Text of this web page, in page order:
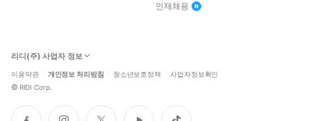
인재채용
리디(주) 사업자 정보
이용약관 개인정보 처리방침 청소년보호정책 사업자정보확인
© RIDI Corp.